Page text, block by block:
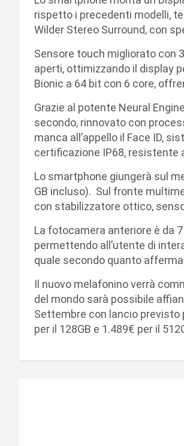
rispetto i precedenti modelli,
Wilder Stereo Surround, con
Sensore touch migliorato con
aperti, ottimizzando il display
Bionic a 64 bit con 6 core,
Grazie al potente Neural
secondo, rinnovato con
manca all’appello il Face ID,
certificazione IP68, resistente
Lo smartphone giungerà sul
GB incluso). Sul fronte
con stabilizzatore ottico,
La fotocamera anteriore è da
permettendo all’utente di
quale secondo quanto
Il nuovo melafonino verrà
del mondo sarà possibile
Settembre con lancio previsto
per il 128GB e 1.489€ per il